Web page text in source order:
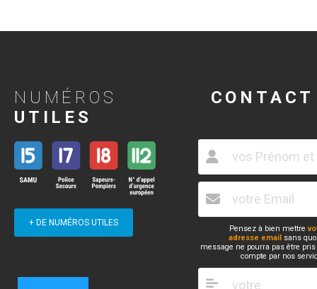
NUMÉROS
UTILES
+ DE NUMÉROS UTILES
CONTACT
Pensez à bien mettre
adresse email sans
message ne pourra pas être
compte par nos